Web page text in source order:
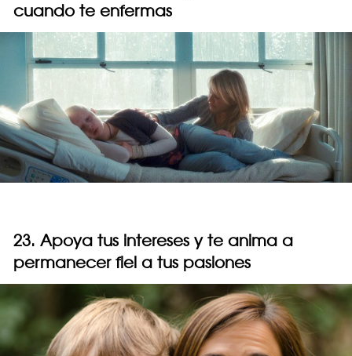
cuando te enfermas
23. Apoya tus intereses y te anima a
permanecer fiel a tus pasiones